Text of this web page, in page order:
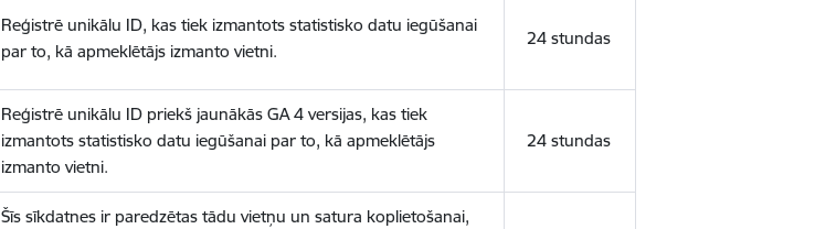
Reģistrē unikālu ID, kas tiek izmantots statistisko datu iegūšanai
par to, kā apmeklētājs izmanto vietni.
24 stundas
Reģistrē unikālu ID priekš jaunākās GA 4 versijas, kas tiek
izmantots statistisko datu iegūšanai par to, kā apmeklētājs
izmanto vietni.
24 stundas
Šīs sīkdatnes ir paredzētas tādu vietņu un satura koplietošanai,